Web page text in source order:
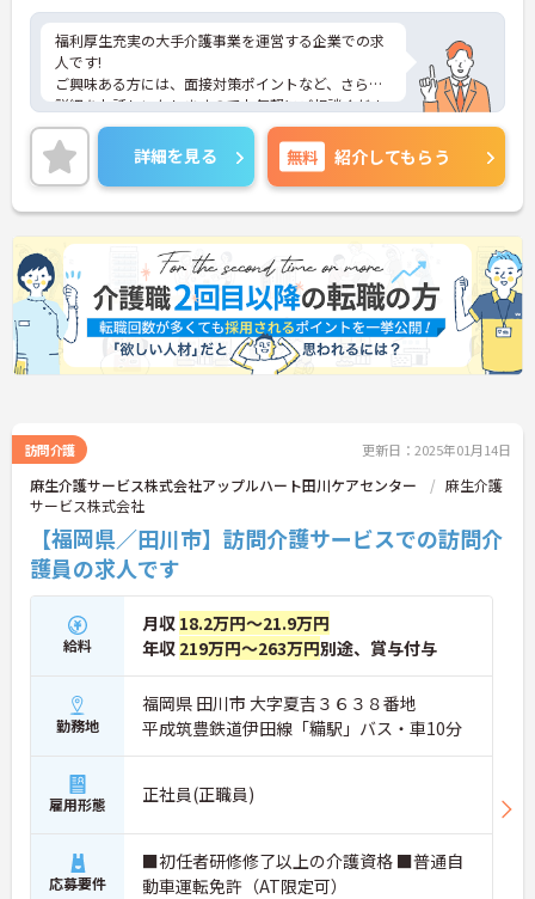
福利厚生充実の大手介護事業を運営する企業での求
人です!
ご興味ある方には、面接対策ポイントなど、さらに
詳細をお話しいたしますのでお気軽にご相談くださ
い！
詳細を見る 無料 紹介してもらう
訪問介護 更新日：2025年01月14日
麻生介護サービス株式会社アップルハート田川ケアセンター
麻生介護
サービス株式会社
【福岡県／田川市】訪問介護サービスでの訪問介
護員の求人です
給料
月収 18.2万円～21.9万円
年収 219万円～263万円別途、賞与付与
勤務地
福岡県 田川市 大字夏吉３６３８番地
平成筑豊鉄道伊田線「糒駅」バス・車10分
雇用形態 正社員(正職員)
応募要件
■初任者研修修了以上の介護資格 ■普通自
動車運転免許（AT限定可）